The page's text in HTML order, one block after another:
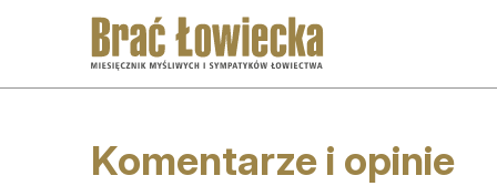
Komentarze i opinie